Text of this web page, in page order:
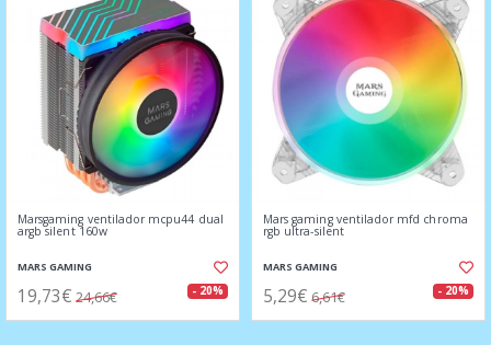
Marsgaming ventilador mcpu44 dual
argb silent 160w
MARS GAMING
19,73€ 24,66€ - 20%
Mars gaming ventilador mfd chroma
rgb ultra-silent
MARS GAMING
5,29€ 6,61€ - 20%